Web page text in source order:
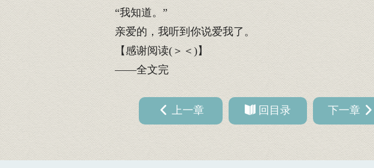
“我知道。”
亲爱的，我听到你说爱我了。
【感谢阅读(＞＜)】
——全文完
上一章 回目录 下一章